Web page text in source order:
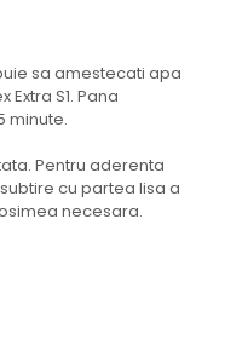
sa amestecati apa
S1. Pana
minute.
Pentru aderenta
cu partea lisa a
necesara.